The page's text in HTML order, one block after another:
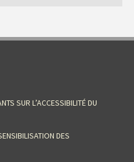
SUR L’ACCESSIBILITÉ DU
DES